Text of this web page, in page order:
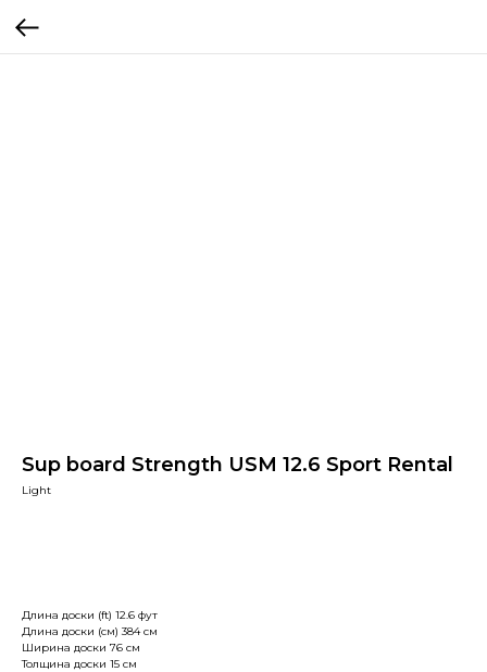
Sup board Strength USM 12.6 Sport Rental
Light
Длина доски (ft) 12.6 фут
Длина доски (см) 384 см
Ширина доски 76 см
Толщина доски 15 см